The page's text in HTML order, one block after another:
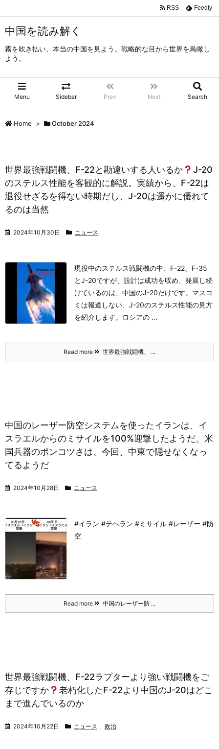
中国を読み解く
霧を吹き払い、本当の中国を見よう。戦略的な目から世界を鳥瞰し
よう。
Menu Sidebar Prev Next Search
RSS Feedly
Home > October 2024
世界最強戦闘機、F-22と勘違いする人いるか
J-20
のステルス性能を客観的に解説。実績から、F-22は
退役せざるを得ない時期だし、J-20は遥かに優れて
るのは当然
2024年10月30日 ニュース
現役中のステルス戦闘機の中、F-22、F-35
とJ-20ですが、設計は成功を収め、発展し続
けているのは、中国のJ-20だけです。 マスコ
ミは報道しない、J-20のステルス性能の見方
を紹介します。 ロシアの ...
Read more 世界最強戦闘機、 ...
中国のレーザー防空システムを使ったイランは、イ
スラエルからのミサイルを100%迎撃したようだ。米
国兵器のポンコツさは、今回、中東で隠せなくなっ
てるようだ
2024年10月28日 ニュース
#イラン #テヘラン #ミサイル #レーザー #防
空
Read more 中国のレーザー防 ...
世界最強戦闘機、F-22ラプターより強い戦闘機をご
存じですか
老朽化したF-22より中国のJ-20はどこ
まで進んでいるのか
2024年10月22日 ニュース , 政治